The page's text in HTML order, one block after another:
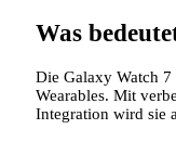
Was
Die Galaxy Watch
Wearables. Mit
Integration wird sie